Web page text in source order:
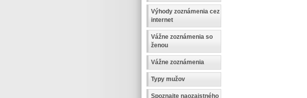
Výhody zoznámenia cez
internet
Vážne zoznámenia so
ženou
Vážne zoznámenia
Typy mužov
Spoznajte naozajstného